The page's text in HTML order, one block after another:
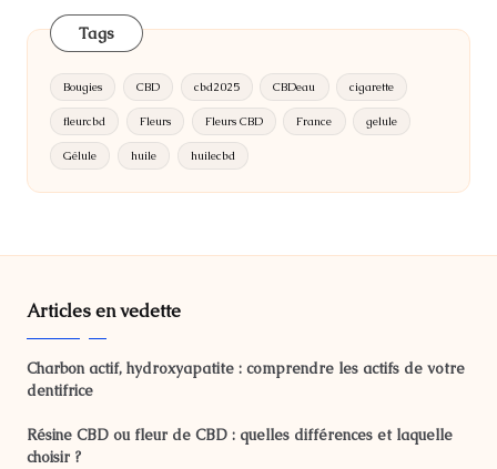
Tags
Bougies CBD cbd2025 CBDeau cigarette
fleurcbd Fleurs Fleurs CBD France gelule
Gélule huile huilecbd
Articles en vedette
Charbon actif, hydroxyapatite : comprendre les actifs de votre
dentifrice
Résine CBD ou fleur de CBD : quelles différences et laquelle
choisir ?